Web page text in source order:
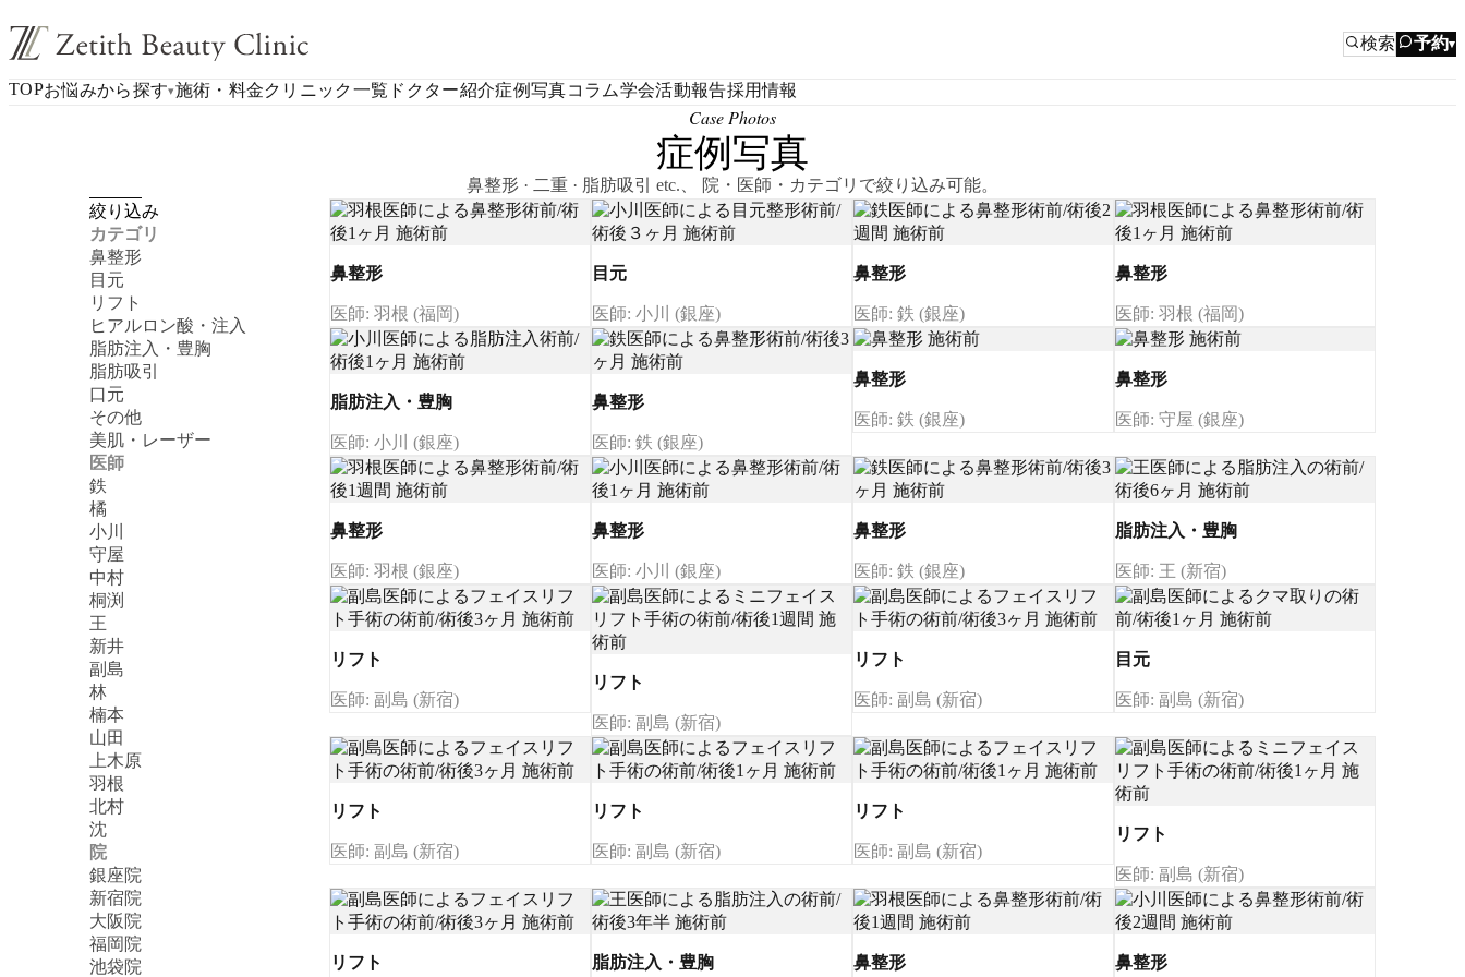
検索 予約▾
TOPお悩みから探す▾施術・料金クリニック一覧 ドクター紹介症例写真コラム学会活動報告採用情報
Case Photos
症例写真
鼻整形 · 二重 · 脂肪吸引 etc.、 院・医師・カテゴリで絞り込み可能。
絞り込み
カテゴリ
鼻整形
目元
リフト
ヒアルロン酸・注入
脂肪注入・豊胸
脂肪吸引
口元
その他
美肌・レーザー
医師
鉄
橘
小川
守屋
中村
桐渕
王
新井
副島
林
楠本
山田
上木原
羽根
北村
沈
院
銀座院
新宿院
大阪院
福岡院
池袋院
鼻整形
医師: 羽根 (福岡)
目元
医師: 小川 (銀座)
鼻整形
医師: 鉄 (銀座)
鼻整形
医師: 羽根 (福岡)
脂肪注入・豊胸
医師: 小川 (銀座)
鼻整形
医師: 鉄 (銀座)
鼻整形
医師: 鉄 (銀座)
鼻整形
医師: 守屋 (銀座)
鼻整形
医師: 羽根 (銀座)
鼻整形
医師: 小川 (銀座)
鼻整形
医師: 鉄 (銀座)
脂肪注入・豊胸
医師: 王 (新宿)
リフト
医師: 副島 (新宿)
リフト
医師: 副島 (新宿)
リフト
医師: 副島 (新宿)
目元
医師: 副島 (新宿)
リフト
医師: 副島 (新宿)
リフト
医師: 副島 (新宿)
リフト
医師: 副島 (新宿)
リフト
医師: 副島 (新宿)
リフト 脂肪注入・豊胸 鼻整形 鼻整形